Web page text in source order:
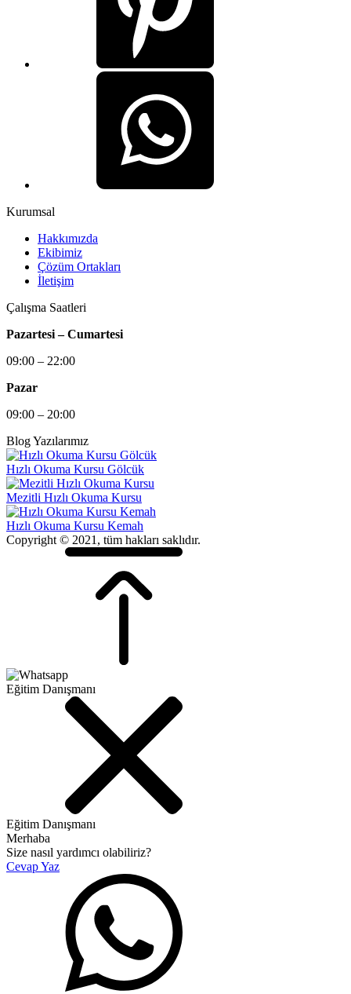
Kurumsal
Hakkımızda
Ekibimiz
Çözüm Ortakları
İletişim
Çalışma Saatleri
Pazartesi – Cumartesi
09:00 – 22:00
Pazar
09:00 – 20:00
Blog Yazılarımız
Hızlı Okuma Kursu Gölcük
Mezitli Hızlı Okuma Kursu
Hızlı Okuma Kursu Kemah
Copyright © 2021, tüm hakları saklıdır.
Eğitim Danışmanı
Eğitim Danışmanı
Merhaba
Size nasıl yardımcı olabiliriz?
Cevap Yaz